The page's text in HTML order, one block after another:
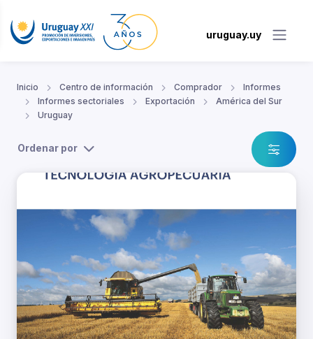
uruguay.uy
Inicio Centro de información Comprador
Informes
Informes sectoriales
Exportación
América del Sur
Uruguay
Ordenar por